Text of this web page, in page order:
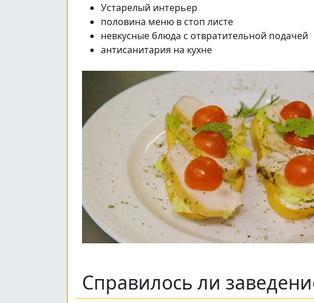
Устарелый интерьер
половина меню в стоп листе
невкусные блюда с отвратительной подачей
антисанитария на кухне
Справилось ли